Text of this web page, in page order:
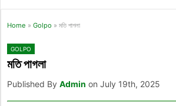
Home » Golpo » মতি পাগলা
GOLPO
মতি পাগলা
Published By Admin on July 19th, 2025